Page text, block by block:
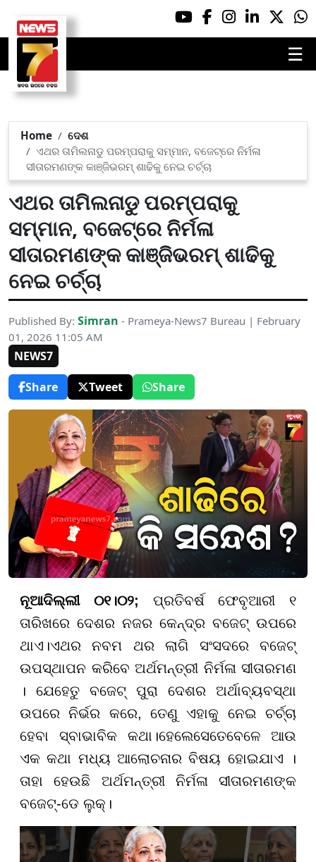
☰
Home
ଦେଶ
ଏଥର ତାମିଲନାଡୁ ପରମ୍ପରାକୁ ସମ୍ମାନ, ବଜେଟ୍‌ରେ ନିର୍ମଳା
ସୀତାରମଣଙ୍କ କାଞ୍ଜିଭରମ୍ ଶାଢିକୁ ନେଇ ଚର୍ଚ୍ଚା
ଏଥର ତାମିଲନାଡୁ ପରମ୍ପରାକୁ
ସମ୍ମାନ, ବଜେଟ୍‌ରେ ନିର୍ମଳା
ସୀତାରମଣଙ୍କ କାଞ୍ଜିଭରମ୍ ଶାଢିକୁ
ନେଇ ଚର୍ଚ୍ଚା
Published By: Simran - Prameya-News7 Bureau | February
01, 2026 11:05 AM
NEWS7
Share
Tweet Share
ନୂଆଦିଲ୍ଲୀ ୦୧।୦୨; ପ୍ରତିବର୍ଷ ଫେବୃଆରୀ ୧
ତାରିଖରେ ଦେଶର ନଜର କେନ୍ଦ୍ର ବଜେଟ୍ ଉପରେ
ଥାଏ।ଏଥର ନବମ ଥର ଲାଗି ସଂସଦରେ ବଜେଟ୍
ଉପସ୍ଥାପନ କରିବେ ଅର୍ଥମନ୍ତ୍ରୀ ନିର୍ମଳା ସୀତାରମଣ
। ଯେହେତୁ ବଜେଟ୍ ପୁରା ଦେଶର ଅର୍ଥାବ୍ୟବସ୍ଥା
ଉପରେ ନିର୍ଭର କରେ, ତେଣୁ ଏହାକୁ ନେଇ ଚର୍ଚ୍ଚା
ହେବା ସ୍ବାଭାବିକ କଥା।ହେଲେସେତେବେଳେ ଆଉ
ଏକ କଥା ମଧ୍ୟ ଆଲୋଚନାର ବିଷୟ ହୋଇଯାଏ ।
ତାହା ହେଉଛି ଅର୍ଥମନ୍ତ୍ରୀ ନିର୍ମଳା ସୀତାରମଣଙ୍କ
ବଜେଟ୍-ଡେ ଲୁକ୍।